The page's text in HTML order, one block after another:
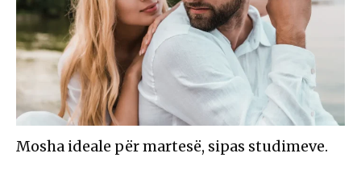
Mosha ideale për martesë, sipas studimeve.